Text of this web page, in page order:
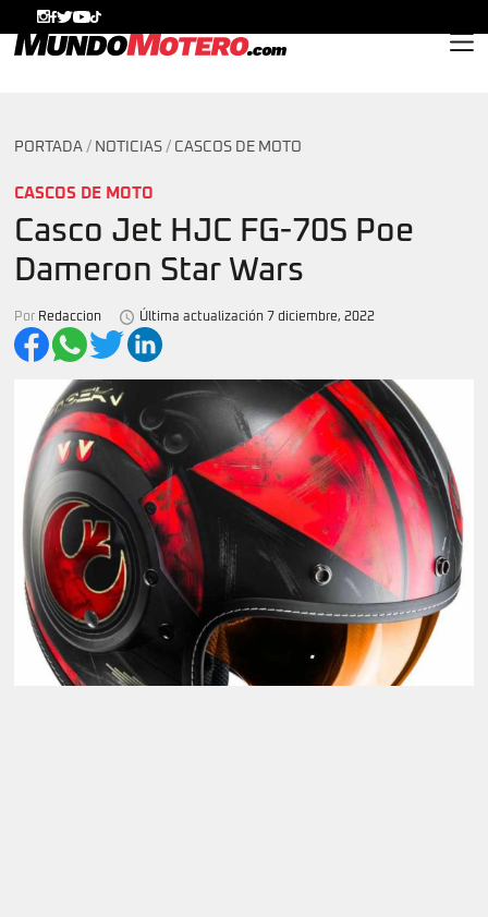
PORTADA / NOTICIAS / CASCOS DE MOTO
CASCOS DE MOTO
Casco Jet HJC FG-70S Poe
Dameron Star Wars
Por Redaccion Última actualización 7 diciembre, 2022